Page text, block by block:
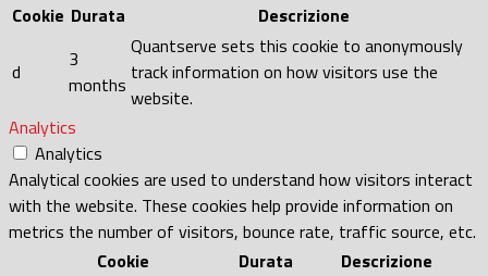
Cookie Durata Descrizione
d
3
months
Quantserve sets this cookie to anonymously
track information on how visitors use the
website.
Analytics
Analytics
Analytical cookies are used to understand how visitors interact
with the website. These cookies help provide information on
metrics the number of visitors, bounce rate, traffic source, etc.
Cookie
Durata Descrizione